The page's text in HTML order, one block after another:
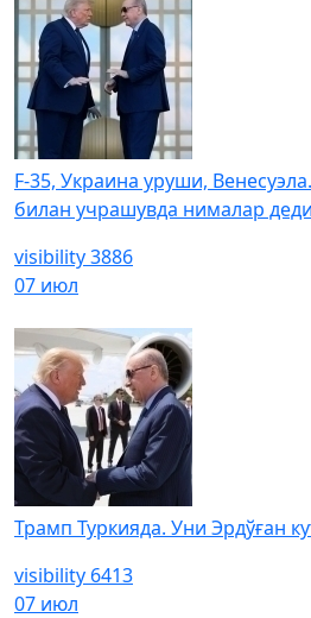
F-35, Украина уруши,
билан учрашувда нималар
visibility3886
07 июл
Трамп Туркияда. Уни Эрдўған
visibility 6413
07 июл